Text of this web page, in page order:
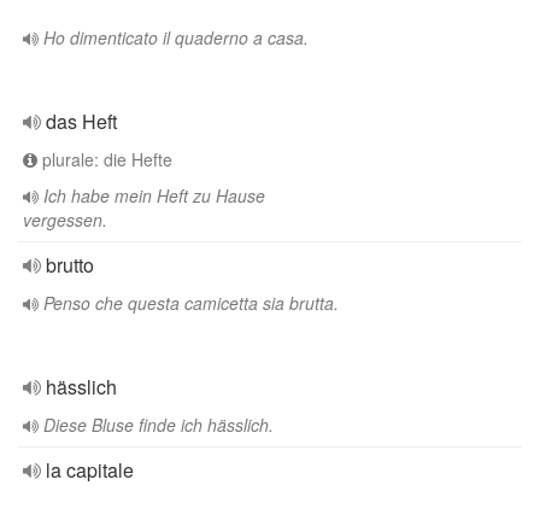
Ho dimenticato il quaderno a casa.
das Heft
plurale: die Hefte
Ich habe mein Heft zu Hause
vergessen.
brutto
Penso che questa camicetta sia brutta.
hässlich
Diese Bluse finde ich hässlich.
la capitale